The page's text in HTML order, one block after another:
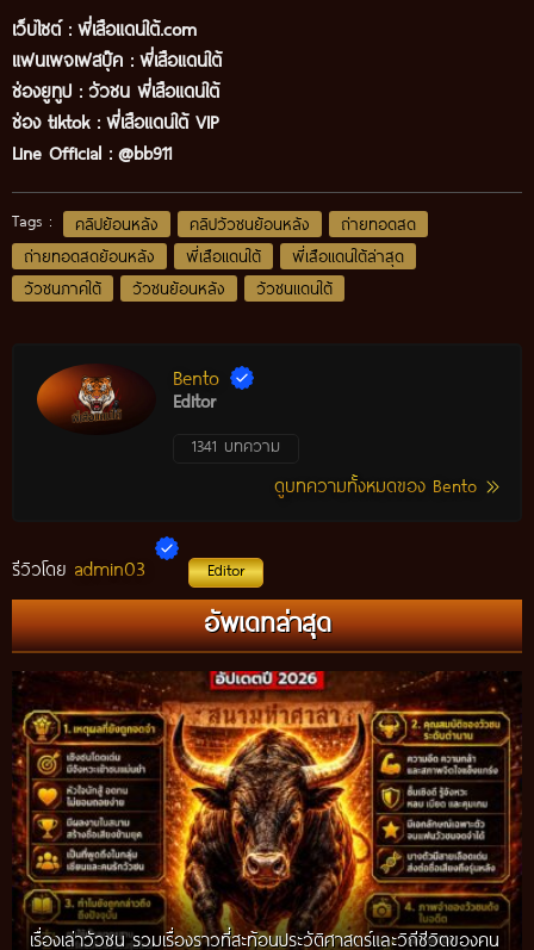
เว็บไซต์ : พี่เสือแดนใต้.com
แฟนเพจเฟสบุ๊ค : พี่เสือแดนใต้
ช่องยูทูป : วัวชน พี่เสือแดนใต้
ช่อง tiktok : พี่เสือแดนใต้ VIP
Line Official : @bb911
Tags : คลิปย้อนหลัง คลิปวัวชนย้อนหลัง
ถ่ายทอดสด
ถ่ายทอดสดย้อนหลัง
พี่เสือแดนใต้
พี่เสือแดนใต้ล่าสุด
วัวชนภาคใต้
วัวชนย้อนหลัง วัวชนแดนใต้
Bento
Editor
1341 บทความ
ดูบทความทั้งหมดของ Bento
รีวิวโดย admin03 Editor
อัพเดทล่าสุด
เรื่องเล่าวัวชน รวมเรื่องราวที่สะท้อนประวัติศาสตร์และวิถีชีวิตของคน